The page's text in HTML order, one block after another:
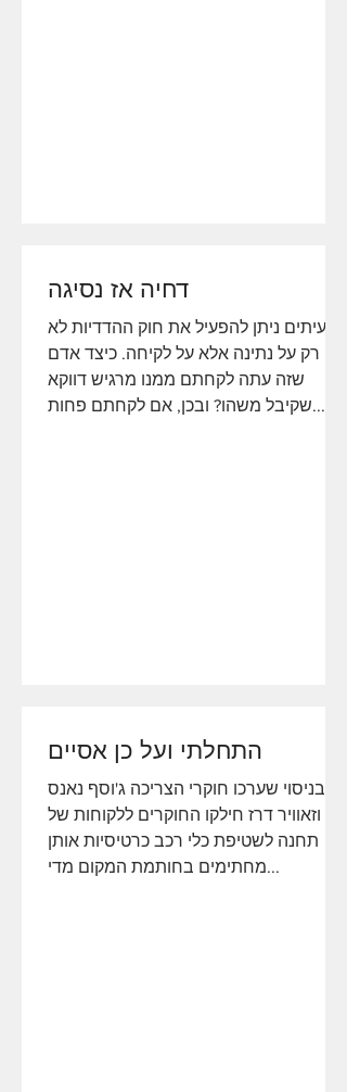
דחיה אז נסיגה
לעיתים ניתן להפעיל את חוק ההדדיות לא
רק על נתינה אלא על לקיחה. כיצד אדם
שזה עתה לקחתם ממנו מרגיש דווקא
שקיבל משהו? ובכן, אם לקחתם פחות...
התחלתי ועל כן אסיים
בניסוי שערכו חוקרי הצריכה ג'וסף נאנס
וזאוויר דרז חילקו החוקרים ללקוחות של
תחנה לשטיפת כלי רכב כרטיסיות אותן
מחתימים בחותמת המקום מדי...